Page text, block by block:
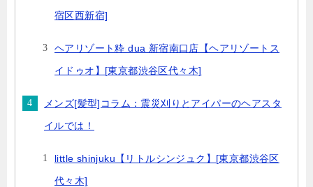
宿区西新宿]
ヘアリゾート粋 dua 新宿南口店【ヘアリゾートス
イドゥオ】[東京都渋谷区代々木]
メンズ[髪型]コラム：震災刈りとアイパーのヘアスタ
イルでは！
little shinjuku【リトルシンジュク】[東京都渋谷区
代々木]